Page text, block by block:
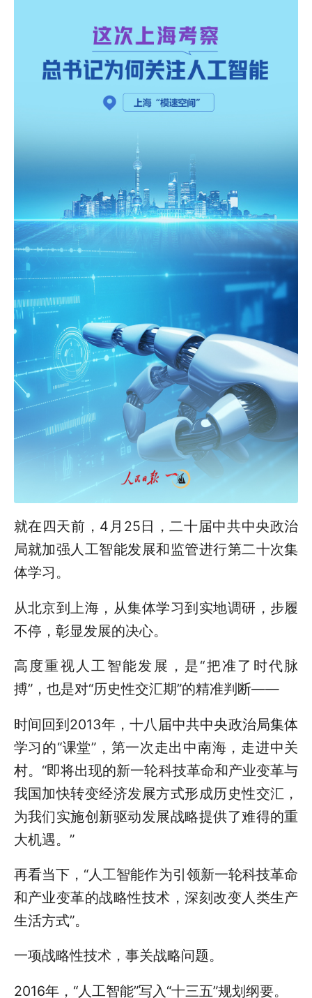
就在四天前，4月25日，二十届中共中央政治
局就加强人工智能发展和监管进行第二十次集
体学习。
从北京到上海，从集体学习到实地调研，步履
不停，彰显发展的决心。
高度重视人工智能发展，是“把准了时代脉
搏”，也是对“历史性交汇期”的精准判断——
时间回到2013年，十八届中共中央政治局集体
学习的“课堂”，第一次走出中南海，走进中关
村。“即将出现的新一轮科技革命和产业变革与
我国加快转变经济发展方式形成历史性交汇，
为我们实施创新驱动发展战略提供了难得的重
大机遇。”
再看当下，“人工智能作为引领新一轮科技革命
和产业变革的战略性技术，深刻改变人类生产
生活方式”。
一项战略性技术，事关战略问题。
2016年，“人工智能”写入“十三五”规划纲要。